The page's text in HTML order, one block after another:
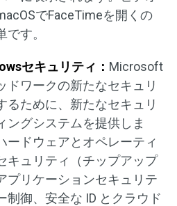
でFaceTimeを開くの
す。
セキュリティ： Microsoft
ドワークの新たなセキュリ
るために、新たなセキュリ
ングシステムを提供しま
ードウェアとオペレーティ
キュリティ（チップアップ
プリケーションセキュリテ
制御、安全な ID とクラウド